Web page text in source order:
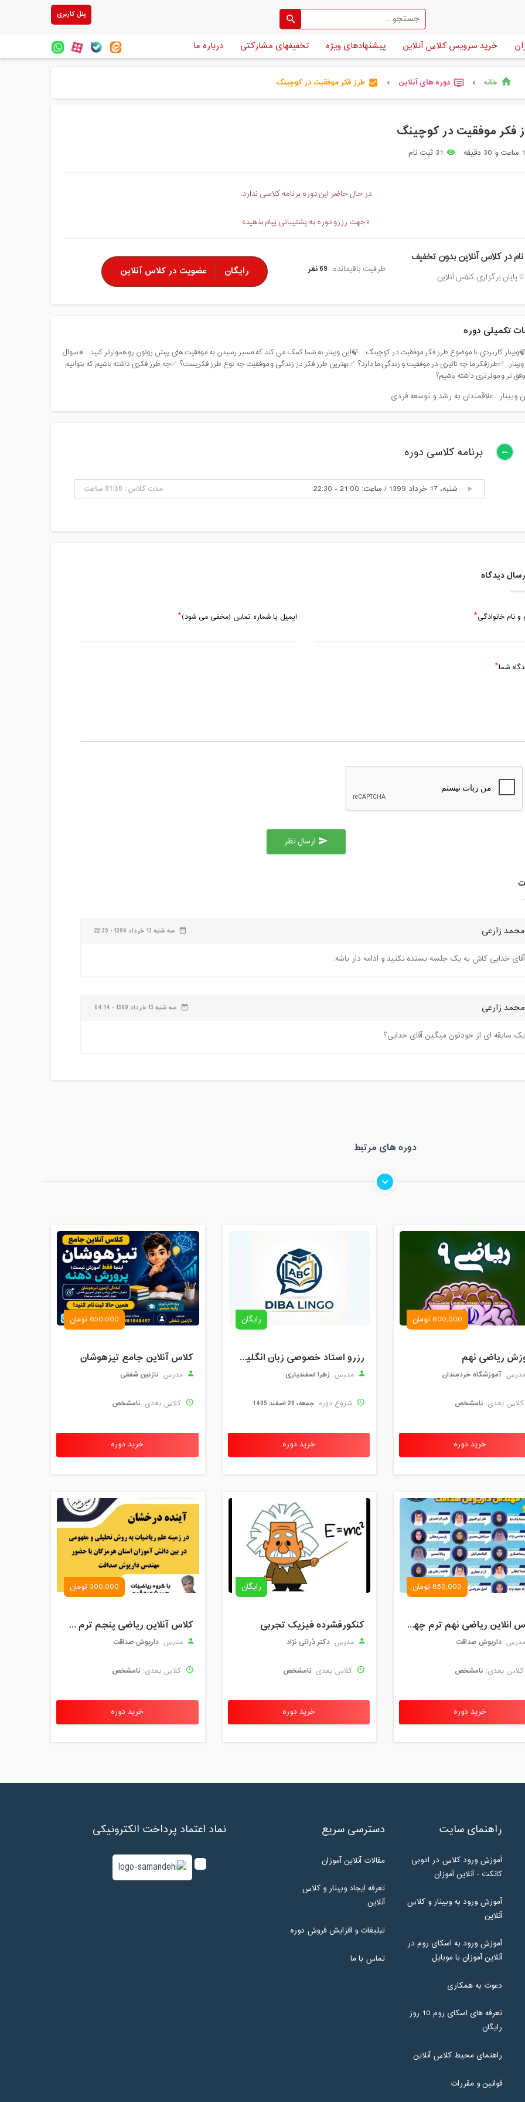
پنل کاربری
خرید سرویس کلاس آنلاین پیشنهادهای ویژه تخفیفهای مشارکتی درباره ما
home خانه chevron_left
dvr دوره های آنلاین chevron_left
check_box طرز فکر موفقیت در کوچینگ
فکر موفقیت در کوچینگ
1 ساعت و 30 دقیقه remove_red_eye 31 ثبت نام
در حال حاضر این دوره برنامه کلاسی ندارد.
«جهت رزرو دوره به پشتیبانی پیام بدهید»
در کلاس آنلاین بدون تخفیف
پایان برگزاری کلاس آنلاین
ظرفیت باقیمانده : 69 نفر رایگان عضویت در کلاس آنلاین
تکمیلی دوره
کاربردی با موضوع طرز فکر موفقیت در کوچینگ ‌‌ ‌‌‌‌‌ ‌‌‌‌‌ ‌‌🍃این وبینار به شما کمک می کند که مسیر رسیدن به موفقیت های پیش روتون رو هموارتر کنید. ‌‌ 🔹سوال
✅طرزفکر ما چه تاثیری در موفقیت و زندگی ما دارد؟ ‌‌‌ ✅بهترین طرز فکر در زندگی و موفقیت چه نوع طرز فکریست؟ ‌‌‌‌ ✅چه طرز فکری داشته باشیم که بتوانیم
تر و موثرتری داشته باشیم؟
وبینار : علاقمندان به رشد و توسعه فردی
برنامه کلاسی دوره
شنبه، 17 خرداد 1399 / ساعت: 21:00 - 22:30 مدت کلاس : 01:30 ساعت
دیدگاه
و نام خانوادگی ایمیل یا شماره تماس (مخفی می شود)
شما
send
محمد زارعی date_range سه شنبه 13 خرداد 1399 - 22:35
آقای خدایی کاش به یک جلسه بسنده نکنید و ادامه دار باشه.
محمد زارعی date_range سه شنبه 13 خرداد 1399 - 04:14
یک سابقه ای از خودتون میگین آقای خدایی؟
دوره های مرتبط
600,000 تومان
ریاضی نهم
آموزشگاه خردمندان
بعدی: نامشخص
خرید دوره
رایگان
رزرو استاد خصوصی زبان انگلیسی | کلاس یک‌نفره با زهرا اسفندیاری + مشاوره رایگان
مدرس: زهرا اسفندیاری
شروع دوره: جمعه، 28 اسفند 1405
خرید دوره
650,000 تومان
کلاس آنلاین جامع تیزهوشان
مدرس: نازنین شفقی
کلاس بعدی: نامشخص
خرید دوره
850,000 تومان
کلاس انلاین ریاضی نهم ترم چهارم مهر 1404
داریوش صداقت
بعدی: نامشخص
خرید دوره
رایگان
کنکورفشرده فیزیک تجربی
مدرس: دکتر دُرانی نژاد
کلاس بعدی: نامشخص
خرید دوره
300,000 تومان
کلاس آنلاین ریاضی پنجم ترم چهارم شهریور 1403
مدرس: داریوش صداقت
کلاس بعدی: نامشخص
خرید دوره
راهنمای سایت
آموزش ورود کلاس در ادوبی
کانکت - آنلاین آموزان
آموزش ورود به وبینار و کلاس
آنلاین
آموزش ورود به اسکای روم در
آنلاین آموزان با موبایل
دعوت به همکاری
تعرفه های اسکای روم 10 روز
رایگان
راهنمای محیط کلاس آنلاین
قوانین و مقررات
دسترسی سریع
مقالات آنلاین آموزان
تعرفه ایجاد وبینار و کلاس
آنلاین
تبلیغات و افزایش فروش دوره
تماس با ما
نماد اعتماد پرداخت الکترونیکی